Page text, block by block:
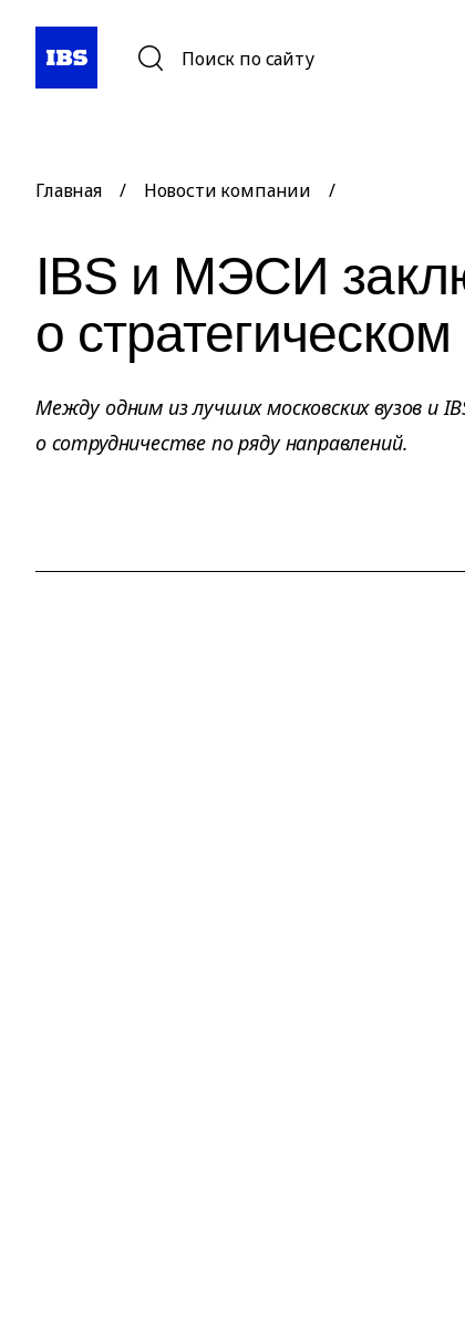
Поиск по сайту
Главная / Новости компании /
IBS и МЭСИ
о
Между одним из лучших московских вузов и
о сотрудничестве по ряду направлений.